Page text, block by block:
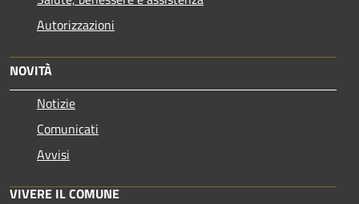
Autorizzazioni
NOVITÀ
Notizie
Comunicati
Avvisi
VIVERE IL COMUNE